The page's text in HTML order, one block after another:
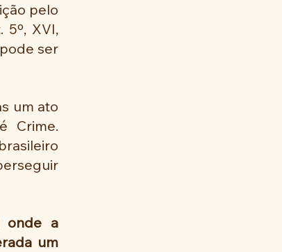
pelo
5º, XVI,
ser
um ato
Crime.
onde a
um